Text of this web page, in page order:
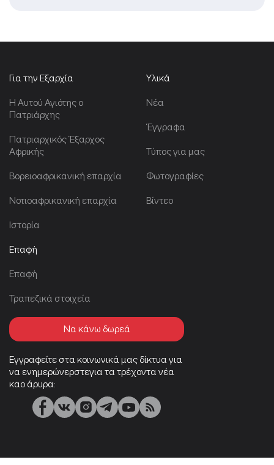
Για την Εξαρχία
Η Αυτού Αγιότης ο
Πατριάρχης
Πατριαρχικός Έξαρχος
Αφρικής
Βορειοαφρικανική επαρχία
Νοτιοαφρικανική επαρχία
Ιστορία
Υλικά
Νέα
Έγγραφα
Τύπος για μας
Φωτογραφίες
Βίντεο
Επαφή
Επαφή
Τραπεζικά στοιχεία
Να κάνω δωρεά
Εγγραφείτε στα κοινωνικά μας δίκτυα για
να ενημερώνερστεγια τα τρέχοντα νέα
καο άρυρα: